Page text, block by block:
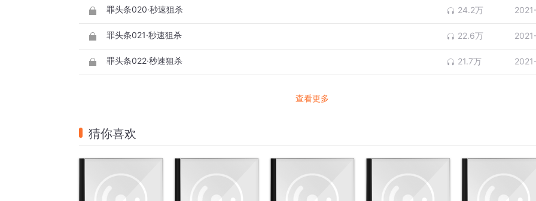
罪头条020·秒速狙杀 24.2万
罪头条021·秒速狙杀 22.6万
罪头条022·秒速狙杀 21.7万
查看更多
猜你喜欢